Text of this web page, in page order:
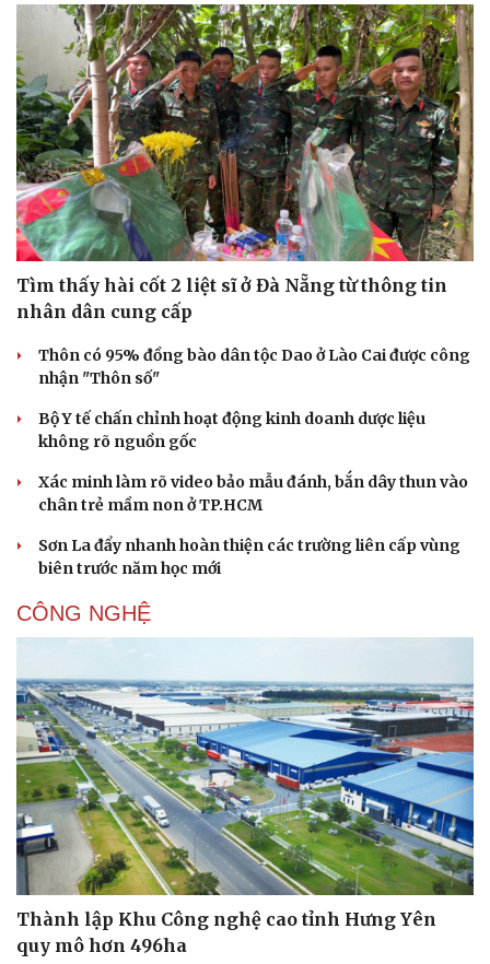
Sức khỏe
Dinh dưỡng - món ngon
Cây thuốc
Sản phụ khoa
Nhi khoa
Nam khoa
Làm đẹp - giảm cân
Phòng mạch online
Ăn sạch sống khỏe
Đời sống
Nhà đẹp
Blog
Tình yêu - Gia đình
Tìm thấy hài cốt 2 liệt sĩ ở Đà Nẵng từ thông tin
nhân dân cung cấp
Thôn có 95% đồng bào dân tộc Dao ở Lào Cai được công
nhận "Thôn số"
Bộ Y tế chấn chỉnh hoạt động kinh doanh dược liệu
không rõ nguồn gốc
Xác minh làm rõ video bảo mẫu đánh, bắn dây thun vào
chân trẻ mầm non ở TP.HCM
Sơn La đẩy nhanh hoàn thiện các trường liên cấp vùng
biên trước năm học mới
CÔNG NGHỆ
Thành lập Khu Công nghệ cao tỉnh Hưng Yên
quy mô hơn 496ha